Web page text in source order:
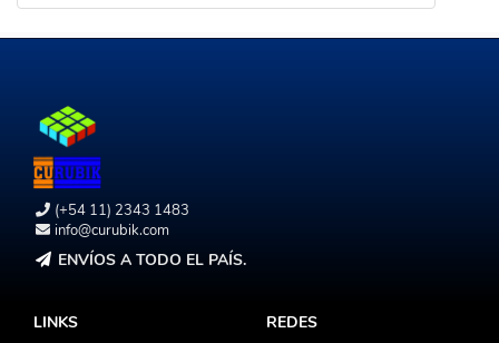
(+54 11) 2343 1483
info@curubik.com
ENVÍOS A TODO EL PAÍS.
LINKS REDES